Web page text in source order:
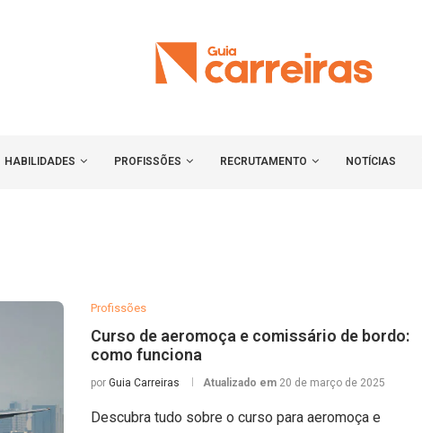
HABILIDADES PROFISSÕES RECRUTAMENTO NOTÍCIAS
Profissões
Curso de aeromoça e comissário de bordo:
como funciona
por Guia Carreiras Atualizado em 20 de março de 2025
Descubra tudo sobre o curso para aeromoça e